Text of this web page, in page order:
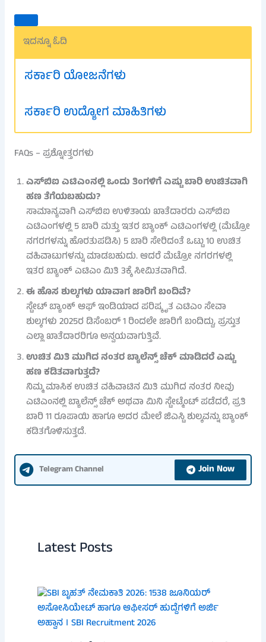
ಇದನ್ನೂ ಓದಿ
ಸರ್ಕಾರಿ ಯೋಜನೆಗಳು
ಸರ್ಕಾರಿ ಉದ್ಯೋಗ ಮಾಹಿತಿಗಳು
FAQs – ಪ್ರಶ್ನೋತ್ತರಗಳು
ಎಸ್‌ಬಿಐ ಎಟಿಎಂನಲ್ಲಿ ಒಂದು ತಿಂಗಳಿಗೆ ಎಷ್ಟು ಬಾರಿ ಉಚಿತವಾಗಿ
ಹಣ ತೆಗೆಯಬಹುದು?
ಸಾಮಾನ್ಯವಾಗಿ ಎಸ್‌ಬಿಐ ಉಳಿತಾಯ ಖಾತೆದಾರರು ಎಸ್‌ಬಿಐ
ಎಟಿಎಂಗಳಲ್ಲಿ 5 ಬಾರಿ ಮತ್ತು ಇತರ ಬ್ಯಾಂಕ್ ಎಟಿಎಂಗಳಲ್ಲಿ (ಮೆಟ್ರೋ
ನಗರಗಳನ್ನು ಹೊರತುಪಡಿಸಿ) 5 ಬಾರಿ ಸೇರಿದಂತೆ ಒಟ್ಟು 10 ಉಚಿತ
ವಹಿವಾಟುಗಳನ್ನು ಮಾಡಬಹುದು. ಆದರೆ ಮೆಟ್ರೋ ನಗರಗಳಲ್ಲಿ
ಇತರ ಬ್ಯಾಂಕ್ ಎಟಿಎಂ ಮಿತಿ 3ಕ್ಕೆ ಸೀಮಿತವಾಗಿದೆ.
ಈ ಹೊಸ ಶುಲ್ಕಗಳು ಯಾವಾಗ ಜಾರಿಗೆ ಬಂದಿವೆ?
ಸ್ಟೇಟ್ ಬ್ಯಾಂಕ್ ಆಫ್ ಇಂಡಿಯಾದ ಪರಿಷ್ಕೃತ ಎಟಿಎಂ ಸೇವಾ
ಶುಲ್ಕಗಳು 2025ರ ಡಿಸೆಂಬರ್ 1 ರಿಂದಲೇ ಜಾರಿಗೆ ಬಂದಿದ್ದು, ಪ್ರಸ್ತುತ
ಎಲ್ಲಾ ಖಾತೆದಾರರಿಗೂ ಅನ್ವಯವಾಗುತ್ತಿವೆ.
ಉಚಿತ ಮಿತಿ ಮುಗಿದ ನಂತರ ಬ್ಯಾಲೆನ್ಸ್ ಚೆಕ್ ಮಾಡಿದರೆ ಎಷ್ಟು
ಹಣ ಕಡಿತವಾಗುತ್ತದೆ?
ನಿಮ್ಮ ಮಾಸಿಕ ಉಚಿತ ವಹಿವಾಟಿನ ಮಿತಿ ಮುಗಿದ ನಂತರ ನೀವು
ಎಟಿಎಂನಲ್ಲಿ ಬ್ಯಾಲೆನ್ಸ್ ಚೆಕ್ ಅಥವಾ ಮಿನಿ ಸ್ಟೇಟ್ಮೆಂಟ್ ಪಡೆದರೆ, ಪ್ರತಿ
ಬಾರಿ 11 ರೂಪಾಯಿ ಹಾಗೂ ಅದರ ಮೇಲೆ ಜಿಎಸ್ಟಿ ಶುಲ್ಕವನ್ನು ಬ್ಯಾಂಕ್
ಕಡಿತಗೊಳಿಸುತ್ತದೆ.
Telegram Channel Join Now
Latest Posts